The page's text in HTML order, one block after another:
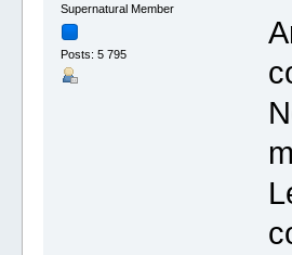
Supernatural Member
Posts: 5 795